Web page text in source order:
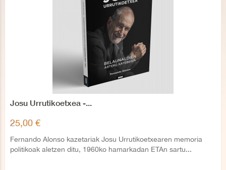
Josu Urrutikoetxea -...
25,00 €
Fernando Alonso kazetariak Josu Urrutikoetxearen memoria
politikoak aletzen ditu, 1960ko hamarkadan ETAn sartu...